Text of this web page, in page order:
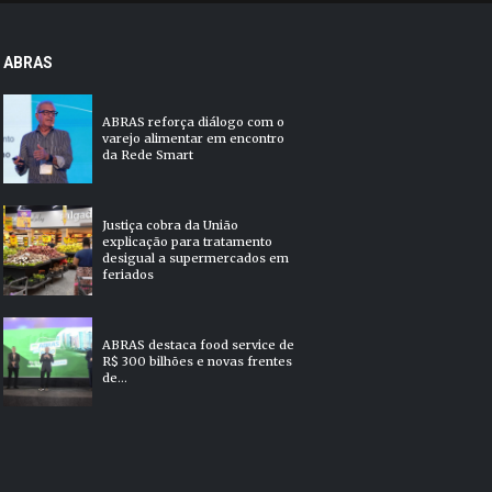
ABRAS
ABRAS reforça diálogo com o
varejo alimentar em encontro
da Rede Smart
Justiça cobra da União
explicação para tratamento
desigual a supermercados em
feriados
ABRAS destaca food service de
R$ 300 bilhões e novas frentes
de...